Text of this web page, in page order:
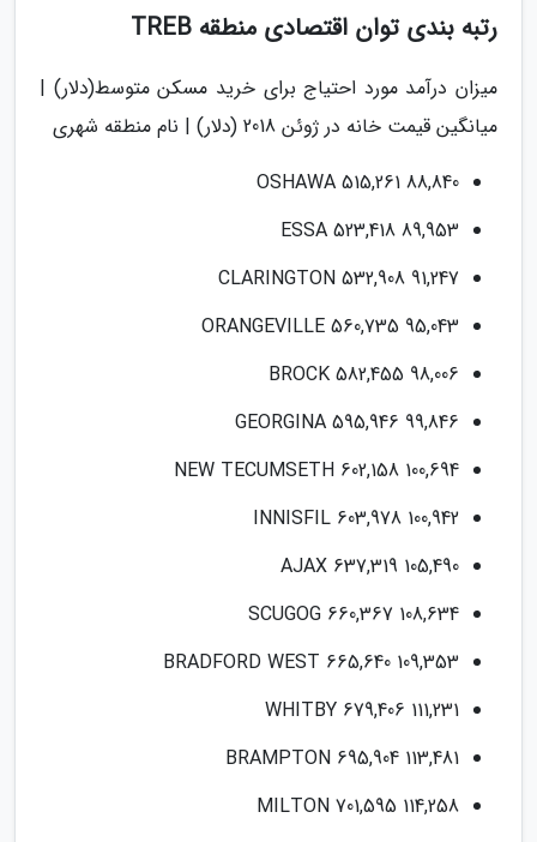
رتبه بندی توان اقتصادی منطقه TREB
میزان درآمد مورد احتیاج برای خرید مسکن متوسط(دلار) |
میانگین قیمت خانه در ژوئن 2018 (دلار) | نام منطقه شهری
OSHAWA 515,261 88,840
ESSA 523,418 89,953
CLARINGTON 532,908 91,247
ORANGEVILLE 560,735 95,043
BROCK 582,455 98,006
GEORGINA 595,946 99,846
NEW TECUMSETH 602,158 100,694
INNISFIL 603,978 100,942
AJAX 637,319 105,490
SCUGOG 660,367 108,634
BRADFORD WEST 665,640 109,353
WHITBY 679,406 111,231
BRAMPTON 695,904 113,481
MILTON 701,595 114,258